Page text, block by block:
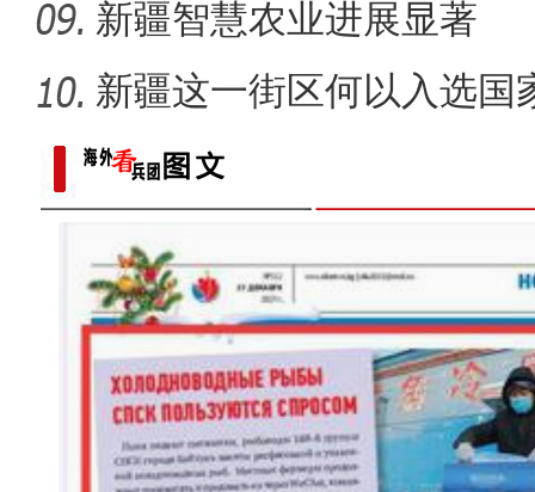
新疆智慧农业进展显著
新疆这一街区何以入选国
单？